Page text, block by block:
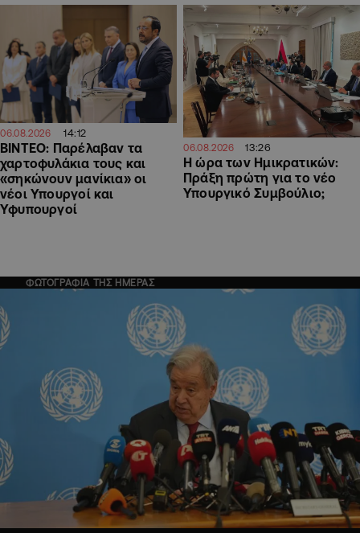
06.08.2026 14:12
ΒΙΝΤΕΟ: Παρέλαβαν τα
χαρτοφυλάκια τους και
«σηκώνουν μανίκια» οι
νέοι Υπουργοί και
Υφυπουργοί
06.08.2026 13:26
Η ώρα των Ημικρατικών:
Πράξη πρώτη για το νέο
Υπουργικό Συμβούλιο;
ΦΩΤΟΓΡΑΦΙΑ ΤΗΣ ΗΜΕΡΑΣ